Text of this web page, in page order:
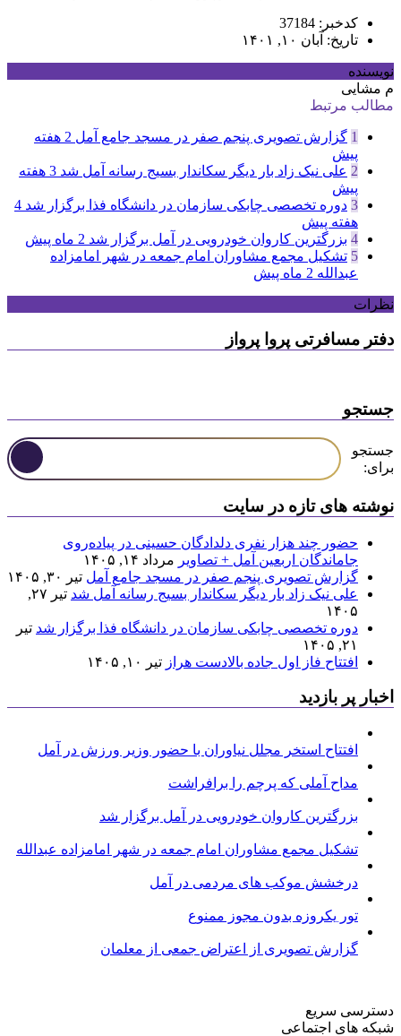
کدخبر: 37184
تاریخ: آبان ۱۰, ۱۴۰۱
نویسنده
م مشایی
مطالب مرتبط
1 گزارش تصویری پنجم صفر در مسجد جامع آمل
2 هفته
پیش
2 علی نیک زاد بار دیگر سکاندار بسیج رسانه آمل شد
3 هفته
پیش
3 دوره تخصصی چابکی سازمان در دانشگاه فذا برگزار شد 4
هفته پیش
4 بزرگترین کاروان خودرویی در آمل برگزار شد 2 ماه پیش
5 تشکیل مجمع مشاوران امام جمعه در شهر امامزاده
عبدالله 2 ماه پیش
نظرات
دفتر مسافرتی پروا پرواز
جستجو
جستجو
برای:
نوشته های تازه در سایت
حضور چند هزار نفری دلدادگان حسینی در پیاده‌روی
جاماندگان اربعین آمل + تصاویر مرداد ۱۴, ۱۴۰۵
گزارش تصویری پنجم صفر در مسجد جامع آمل تیر ۳۰, ۱۴۰۵
علی نیک زاد بار دیگر سکاندار بسیج رسانه آمل شد
تیر ۲۷,
۱۴۰۵
دوره تخصصی چابکی سازمان در دانشگاه فذا برگزار شد تیر
۲۱, ۱۴۰۵
افتتاح فاز اول جاده بالادست هراز تیر ۱۰, ۱۴۰۵
اخبار پر بازدید
افتتاح استخر مجلل نیاوران با حضور وزیر ورزش در آمل
مداح آملی که پرچم را برافراشت
بزرگترین کاروان خودرویی در آمل برگزار شد
تشکیل مجمع مشاوران امام جمعه در شهر امامزاده عبدالله
درخشش موکب های مردمی در آمل
تور یکروزه بدون مجوز ممنوع
گزارش تصویری از اعتراض جمعی از معلمان
دسترسی سریع
شبکه های اجتماعی